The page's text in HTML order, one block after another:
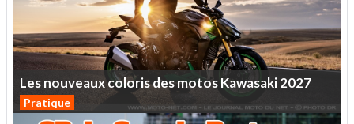
LesnouveauxcolorisdesmotosKawasaki2027
Pratique